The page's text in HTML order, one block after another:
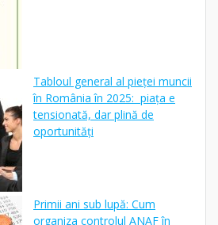
Tabloul general al pieței muncii
în România în 2025: piața e
tensionată, dar plină de
oportunități
Primii ani sub lupă: Cum
organiza controlul ANAF în